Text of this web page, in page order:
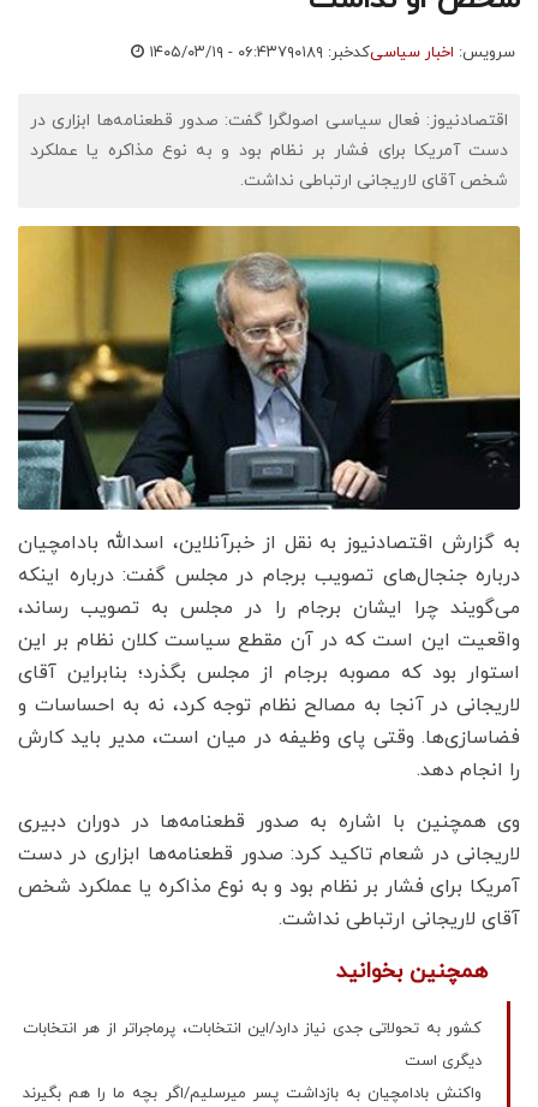
سرویس: اخبار سیاسیکدخبر: ۷۹۰۱۸۹ ۱۴۰۵/۰۳/۱۹ - ۰۶:۴۳
اقتصادنیوز: فعال سیاسی اصولگرا گفت: صدور قطعنامه‌ها ابزاری در
دست آمریکا برای فشار بر نظام بود و به نوع مذاکره یا عملکرد
شخص آقای لاریجانی ارتباطی نداشت.
به گزارش اقتصادنیوز به نقل از خبرآنلاین، اسدالله بادامچیان
درباره جنجال‌های تصویب برجام در مجلس گفت: درباره اینکه
می‌گویند چرا ایشان برجام را در مجلس به تصویب رساند،
واقعیت این است که در آن مقطع سیاست کلان نظام بر این
استوار بود که مصوبه برجام از مجلس بگذرد؛ بنابراین آقای
لاریجانی در آنجا به مصالح نظام توجه کرد، نه به احساسات و
فضاسازی‌ها. وقتی پای وظیفه در میان است، مدیر باید کارش
را انجام دهد.
وی همچنین با اشاره به صدور قطعنامه‌ها در دوران دبیری
لاریجانی در شعام تاکید کرد: صدور قطعنامه‌ها ابزاری در دست
آمریکا برای فشار بر نظام بود و به نوع مذاکره یا عملکرد شخص
آقای لاریجانی ارتباطی نداشت.
همچنین بخوانید
کشور به تحولاتی جدی نیاز دارد/این انتخابات، پرماجراتر از هر انتخابات
دیگری است
واکنش بادامچیان به بازداشت پسر میرسلیم/اگر بچه ما را هم بگیرند